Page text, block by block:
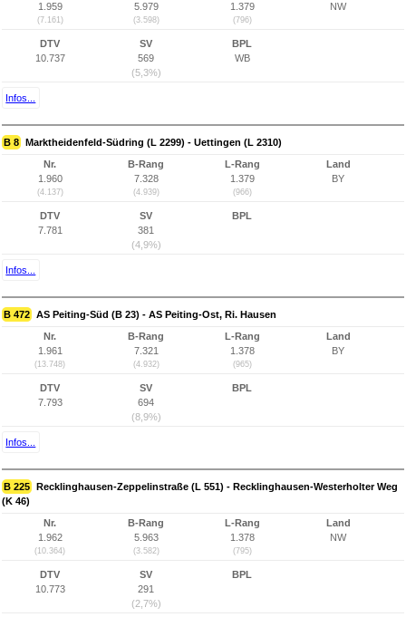
1.959
(7.161)
5.979
(3.598)
1.379
(796)
NW
DTV
10.737
SV
569
(5,3%)
BPL
WB
Infos...
B 8 Marktheidenfeld-Südring (L 2299) - Uettingen (L 2310)
Nr.
1.960
(4.137)
B-Rang
7.328
(4.939)
L-Rang
1.379
(966)
Land
BY
DTV
7.781
SV
381
(4,9%)
BPL
Infos...
B 472 AS Peiting-Süd (B 23) - AS Peiting-Ost, Ri. Hausen
Nr.
1.961
(13.748)
B-Rang
7.321
(4.932)
L-Rang
1.378
(965)
Land
BY
DTV
7.793
SV
694
(8,9%)
BPL
Infos...
B 225 Recklinghausen-Zeppelinstraße (L 551) - Recklinghausen-Westerholter Weg
(K 46)
Nr.
1.962
(10.364)
B-Rang
5.963
(3.582)
L-Rang
1.378
(795)
Land
NW
DTV
10.773
SV
291
(2,7%)
BPL